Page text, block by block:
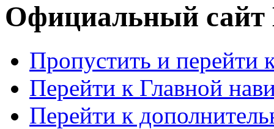
Официальный
Пропустить и перейти
Перейти к Главной
Перейти к